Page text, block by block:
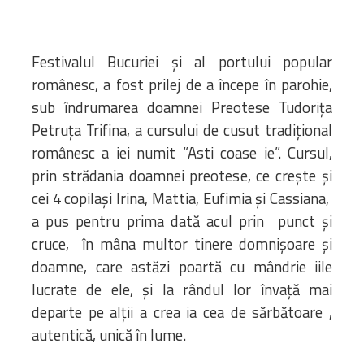
Festivalul Bucuriei și al portului popular
românesc, a fost prilej de a începe în parohie,
sub îndrumarea doamnei Preotese Tudorița
Petruța Trifina, a cursului de cusut tradițional
românesc a iei numit “Asti coase ie”. Cursul,
prin strădania doamnei preotese, ce crește și
cei 4 copilași Irina, Mattia, Eufimia și Cassiana,
a pus pentru prima dată acul prin punct și
cruce, în mâna multor tinere domnișoare și
doamne, care astăzi poartă cu mândrie iile
lucrate de ele, și la rândul lor învață mai
departe pe alții a crea ia cea de sărbătoare ,
autentică, unică în lume.